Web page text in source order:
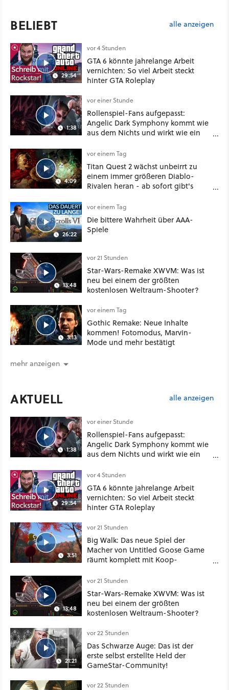
BELIEBT alle anzeigen
29:54
vor 4 Stunden
GTA 6 könnte jahrelange Arbeit
vernichten: So viel Arbeit steckt
hinter GTA Roleplay
1:38
vor einer Stunde
Rollenspiel-Fans aufgepasst:
Angelic Dark Symphony kommt wie
aus dem Nichts und wirkt wie ein
Mass Effect
4:09
vor einem Tag
Titan Quest 2 wächst unbeirrt zu
einem immer größeren Diablo-
Rivalen heran - ab sofort gibt's
Klasse
26:22
vor einem Tag
Die bittere Wahrheit über AAA-
Spiele
13:48
vor 21 Stunden
Star-Wars-Remake XWVM: Was ist
neu bei einem der größten
kostenlosen Weltraum-Shooter?
3:13
vor einem Tag
Gothic Remake: Neue Inhalte
kommen! Fotomodus, Marvin-
Mode und mehr bestätigt
mehr anzeigen
AKTUELL alle anzeigen
1:38
vor einer Stunde
Rollenspiel-Fans aufgepasst:
Angelic Dark Symphony kommt wie
aus dem Nichts und wirkt wie ein
Mass Effect
29:54
vor 4 Stunden
GTA 6 könnte jahrelange Arbeit
vernichten: So viel Arbeit steckt
hinter GTA Roleplay
3:51
vor 21 Stunden
Big Walk: Das neue Spiel der
Macher von Untitled Goose Game
räumt komplett mit Koop-
13:48
vor 21 Stunden
Star-Wars-Remake XWVM: Was ist
neu bei einem der größten
kostenlosen Weltraum-Shooter?
21:21
vor 22 Stunden
Das Schwarze Auge: Das ist der
erste selbst erstellte Held der
GameStar-Community!
vor 22 Stunden